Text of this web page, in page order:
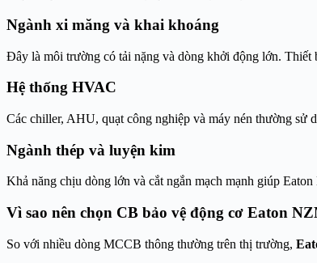
Ngành xi măng và khai khoáng
Đây là môi trường có tải nặng và dòng khởi động lớn. Thiết
Hệ thống HVAC
Các chiller, AHU, quạt công nghiệp và máy nén thường sử
Ngành thép và luyện kim
Khả năng chịu dòng lớn và cắt ngắn mạch mạnh giúp
Vì sao nên chọn CB bảo vệ động cơ Eaton
So với nhiều dòng MCCB thông thường trên thị trường,